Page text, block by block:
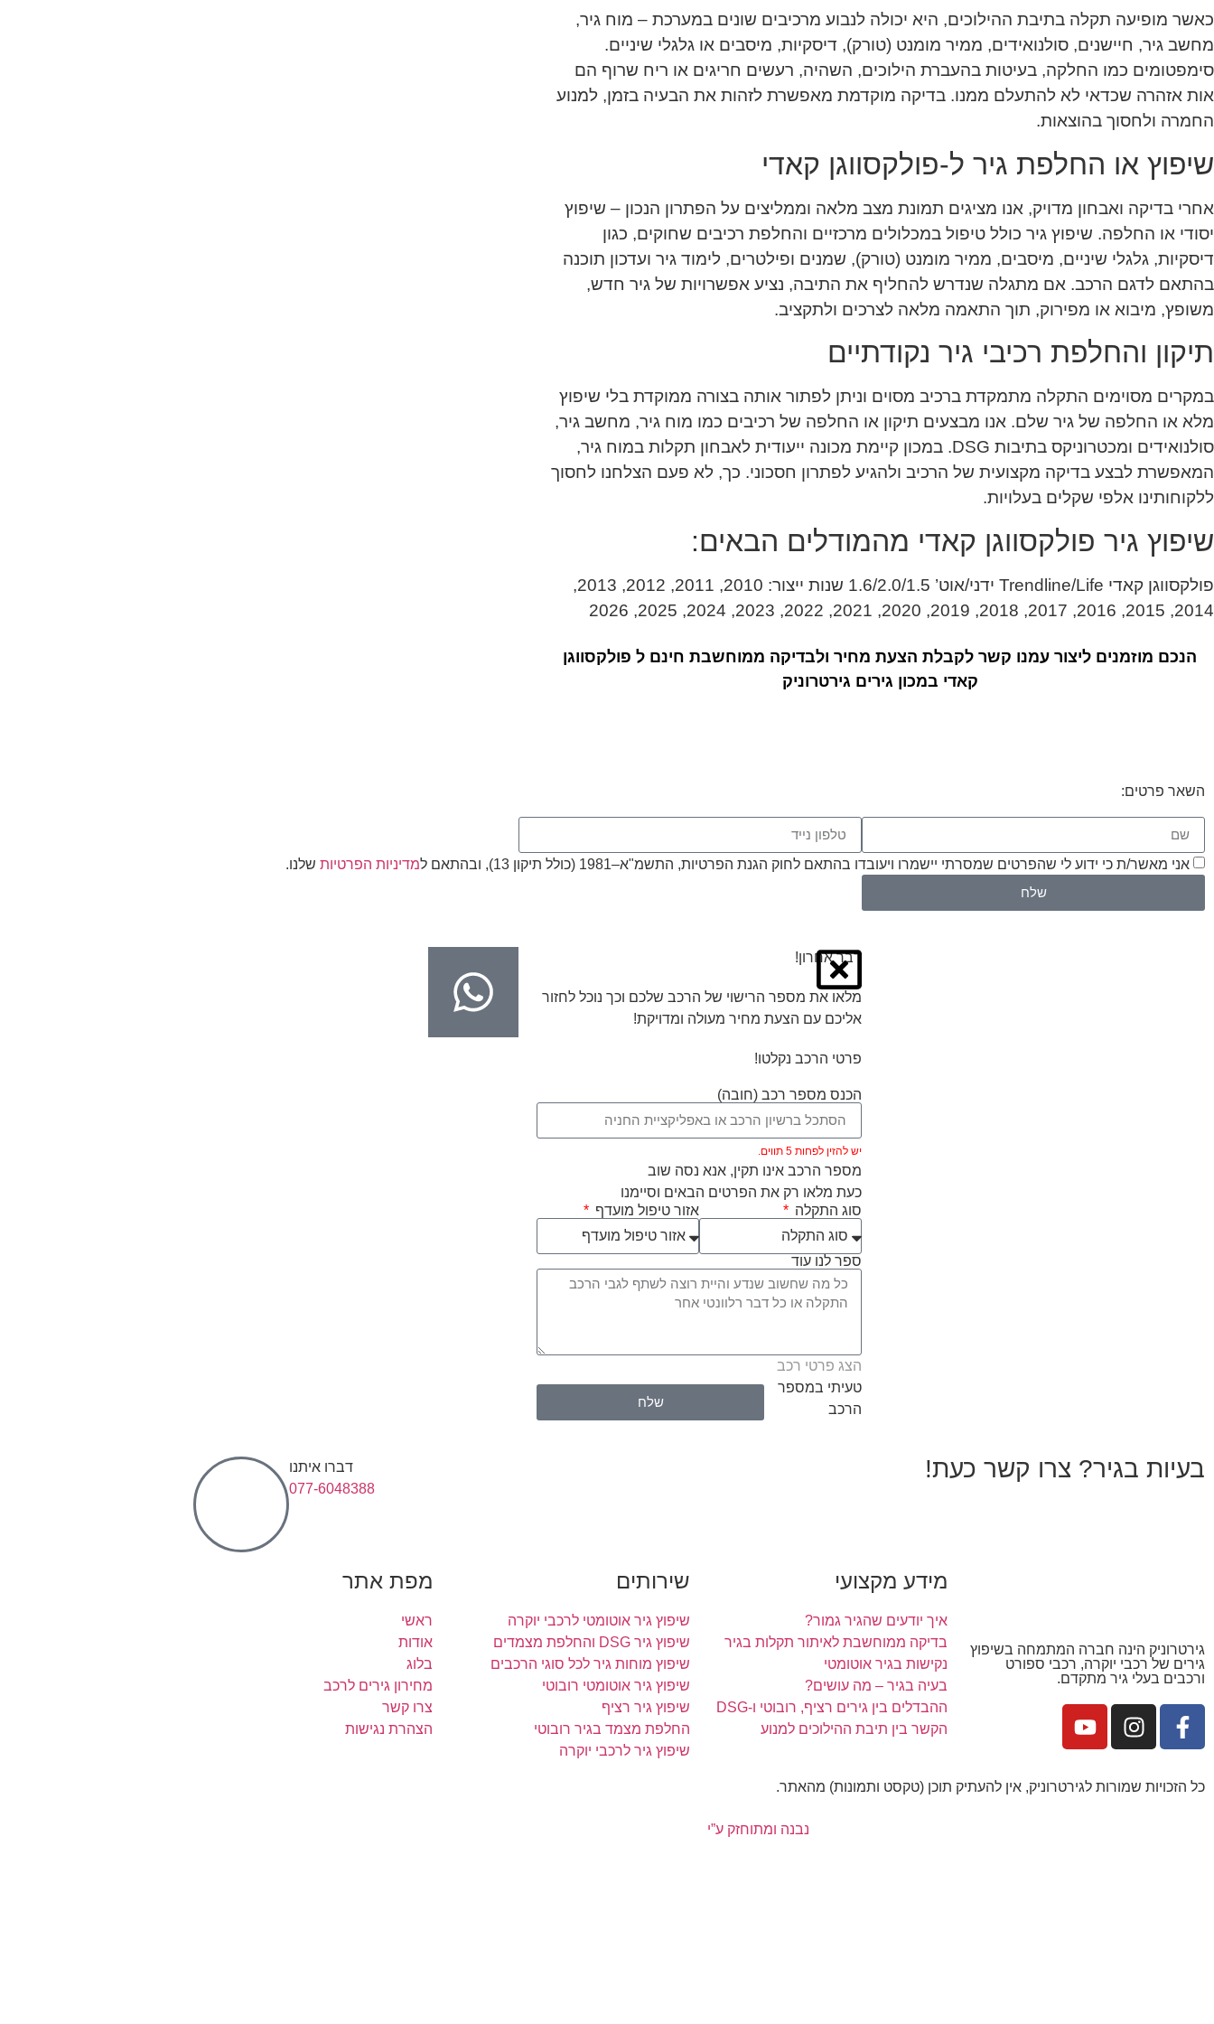
כאשר מופיעה תקלה בתיבת ההילוכים, היא יכולה לנבוע מרכיבים שונים במערכת – מוח גיר,
מחשב גיר, חיישנים, סולנואידים, ממיר מומנט (טורק), דיסקיות, מיסבים או גלגלי שיניים.
סימפטומים כמו החלקה, בעיטות בהעברת הילוכים, השהיה, רעשים חריגים או ריח שרוף הם
אות אזהרה שכדאי לא להתעלם ממנו. בדיקה מוקדמת מאפשרת לזהות את הבעיה בזמן, למנוע
החמרה ולחסוך בהוצאות.
שיפוץ או החלפת גיר ל-פולקסווגן קאדי
אחרי בדיקה ואבחון מדויק, אנו מציגים תמונת מצב מלאה וממליצים על הפתרון הנכון – שיפוץ
יסודי או החלפה. שיפוץ גיר כולל טיפול במכלולים מרכזיים והחלפת רכיבים שחוקים, כגון
דיסקיות, גלגלי שיניים, מיסבים, ממיר מומנט (טורק), שמנים ופילטרים, לימוד גיר ועדכון תוכנה
בהתאם לדגם הרכב. אם מתגלה שנדרש להחליף את התיבה, נציע אפשרויות של גיר חדש,
משופץ, מיבוא או מפירוק, תוך התאמה מלאה לצרכים ולתקציב.
תיקון והחלפת רכיבי גיר נקודתיים
במקרים מסוימים התקלה מתמקדת ברכיב מסוים וניתן לפתור אותה בצורה ממוקדת בלי שיפוץ
מלא או החלפה של גיר שלם. אנו מבצעים תיקון או החלפה של רכיבים כמו מוח גיר, מחשב גיר,
סולנואידים ומכטרוניקס בתיבות DSG. במכון קיימת מכונה ייעודית לאבחון תקלות במוח גיר,
המאפשרת לבצע בדיקה מקצועית של הרכיב ולהגיע לפתרון חסכוני. כך, לא פעם הצלחנו לחסוך
ללקוחותינו אלפי שקלים בעלויות.
שיפוץ גיר פולקסווגן קאדי מהמודלים הבאים:
פולקסווגן קאדי Trendline/Life ידני/אוט’ 1.6/2.0/1.5 שנות ייצור: 2010, 2011, 2012, 2013,
2014, 2015, 2016, 2017, 2018, 2019, 2020, 2021, 2022, 2023, 2024, 2025, 2026
הנכם מוזמנים ליצור עמנו קשר לקבלת הצעת מחיר ולבדיקה ממוחשבת חינם ל פולקסווגן
קאדי במכון גירים גירטרוניק
השאר פרטים:
אני מאשר/ת כי ידוע לי שהפרטים שמסרתי יישמרו ויעובדו בהתאם לחוק הגנת הפרטיות, התשמ"א–1981 (כולל תיקון 13), ובהתאם ל מדיניות הפרטיות שלנו.
שלח
דבר אחרון!
מלאו את מספר הרישוי של הרכב שלכם וכך נוכל לחזור
אליכם עם הצעת מחיר מעולה ומדויקת!
פרטי הרכב נקלטו!
הכנס מספר רכב (חובה)
יש להזין לפחות 5 תווים.
מספר הרכב אינו תקין, אנא נסה שוב
כעת מלאו רק את הפרטים הבאים וסיימנו
סוג התקלה
אזור טיפול מועדף
ספר לנו עוד
הצג פרטי רכב
טעיתי במספר
הרכב
שלח
בעיות בגיר? צרו קשר כעת!
דברו איתנו
077-6048388
גירטרוניק הינה חברה המתמחה בשיפוץ
גירים של רכבי יוקרה, רכבי ספורט
ורכבים בעלי גיר מתקדם.
מידע מקצועי
איך יודעים שהגיר גמור?
בדיקה ממוחשבת לאיתור תקלות בגיר
נקישות בגיר אוטומטי
בעיה בגיר – מה עושים?
ההבדלים בין גירים רציף, רובוטי ו-DSG
הקשר בין תיבת ההילוכים למנוע
שירותים
שיפוץ גיר אוטומטי לרכבי יוקרה
שיפוץ גיר DSG והחלפת מצמדים
שיפוץ מוחות גיר לכל סוגי הרכבים
שיפוץ גיר אוטומטי רובוטי
שיפוץ גיר רציף
החלפת מצמד בגיר רובוטי
שיפוץ גיר לרכבי יוקרה
מפת אתר
ראשי
אודות
בלוג
מחירון גירים לרכב
צרו קשר
הצהרת נגישות
כל הזכויות שמורות לגירטרוניק, אין להעתיק תוכן (טקסט ותמונות) מהאתר.
נבנה ומתוחזק ע”י